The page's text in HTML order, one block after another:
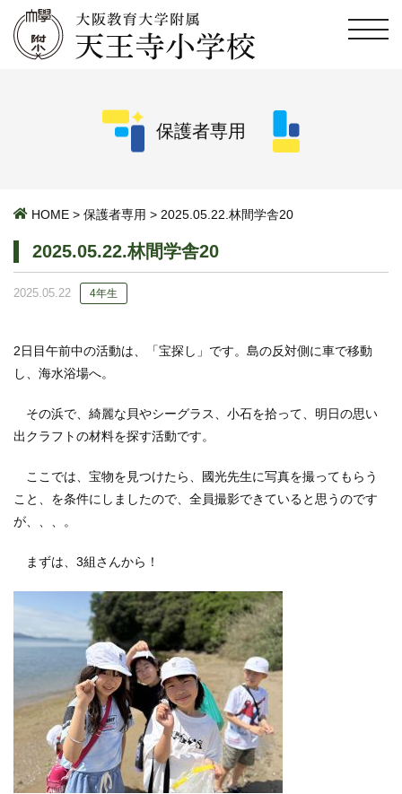
保護者専用
HOME > 保護者専用 > 2025.05.22.林間学舎20
2025.05.22.林間学舎20
2025.05.22 4年生
2日目午前中の活動は、「宝探し」です。島の反対側に車で移動
し、海水浴場へ。
その浜で、綺麗な貝やシーグラス、小石を拾って、明日の思い
出クラフトの材料を探す活動です。
ここでは、宝物を見つけたら、國光先生に写真を撮ってもらう
こと、を条件にしましたので、全員撮影できていると思うのです
が、、、。
まずは、3組さんから！